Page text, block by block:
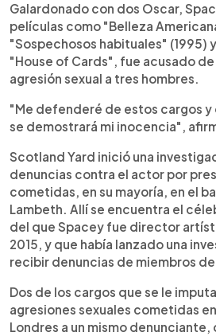
Galardonado con dos Oscar,
películas como "Belleza
"Sospechosos habituales" (1995)
"House of Cards", fue acusado
agresión sexual a tres hombres.
"Me defenderé de estos cargos y
se demostrará mi inocencia",
Scotland Yard inició una
denuncias contra el actor por
cometidas, en su mayoría, en el
Lambeth. Allí se encuentra el
del que Spacey fue director
2015, y que había lanzado una
recibir denuncias de miembros
Dos de los cargos que se le
agresiones sexuales cometidas
Londres a un mismo denunciante,